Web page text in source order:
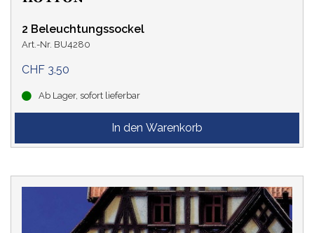
2 Beleuchtungssockel
Art.-Nr. BU4280
CHF 3.50
Ab Lager, sofort lieferbar